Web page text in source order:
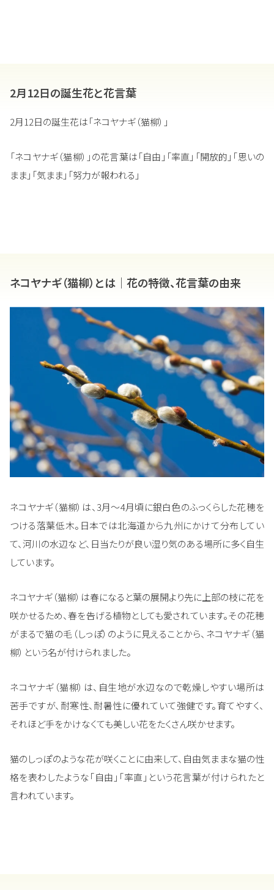
2月12日の誕生花と花言葉
2月12日の誕生花は「ネコヤナギ（猫柳）」
「ネコヤナギ（猫柳）」の花言葉は「自由」「率直」「開放的」「思いの
まま」「気まま」「努力が報われる」
ネコヤナギ（猫柳）とは｜花の特徴、花言葉の由来
ネコヤナギ（猫柳）は、3月～4月頃に銀白色のふっくらした花穂を
つける落葉低木。日本では北海道から九州にかけて分布してい
て、河川の水辺など、日当たりが良い湿り気のある場所に多く自生
しています。
ネコヤナギ（猫柳）は春になると葉の展開より先に上部の枝に花を
咲かせるため、春を告げる植物としても愛されています。その花穂
がまるで猫の毛（しっぽ）のように見えることから、ネコヤナギ（猫
柳）という名が付けられました。
ネコヤナギ（猫柳）は、自生地が水辺なので乾燥しやすい場所は
苦手ですが、耐寒性、耐暑性に優れていて強健です。育てやすく、
それほど手をかけなくても美しい花をたくさん咲かせます。
猫のしっぽのような花が咲くことに由来して、自由気ままな猫の性
格を表わしたような「自由」「率直」という花言葉が付けられたと
言われています。